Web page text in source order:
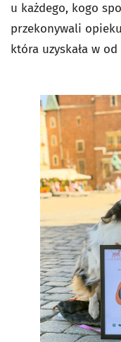
u każdego, kogo
przekonywali
która uzyskała w